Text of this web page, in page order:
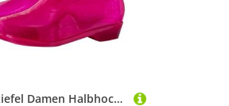
Gummistiefel Damen Halbhoch Leicht Transparent Regenschuhe Sommer Anti-Rutsch wasserdichte Reitstiefel Bequem Mit Absatz Stiefeletten Einfarbig Mit rutschfest Sohle Gartenschuhe Weit Regenstiefel